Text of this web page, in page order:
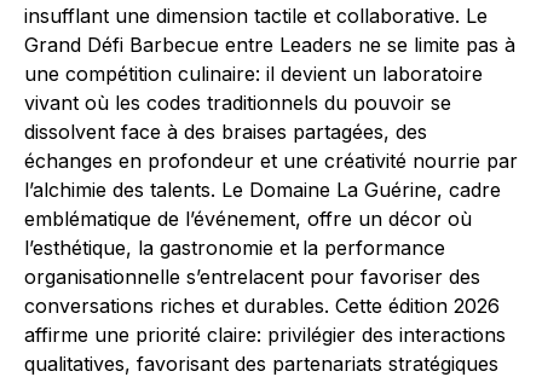
insufflant une dimension tactile et collaborative. Le
Grand Défi Barbecue entre Leaders ne se limite pas à
une compétition culinaire: il devient un laboratoire
vivant où les codes traditionnels du pouvoir se
dissolvent face à des braises partagées, des
échanges en profondeur et une créativité nourrie par
l’alchimie des talents. Le Domaine La Guérine, cadre
emblématique de l’événement, offre un décor où
l’esthétique, la gastronomie et la performance
organisationnelle s’entrelacent pour favoriser des
conversations riches et durables. Cette édition 2026
affirme une priorité claire: privilégier des interactions
qualitatives, favorisant des partenariats stratégiques